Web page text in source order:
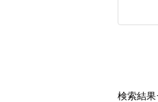
検索結